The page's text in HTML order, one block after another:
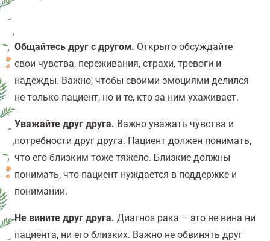
Общайтесь друг с другом. Открыто обсуждайте
свои чувства, переживания, страхи, тревоги и
надежды. Важно, чтобы своими эмоциями делился
не только пациент, но и те, кто за ним ухаживает.
Уважайте друг друга. Важно уважать чувства и
потребности друг друга. Пациент должен понимать,
что его близким тоже тяжело. Близкие должны
понимать, что пациент нуждается в поддержке и
понимании.
Не вините друг друга. Диагноз рака – это не вина ни
пациента, ни его близких. Важно не обвинять друг